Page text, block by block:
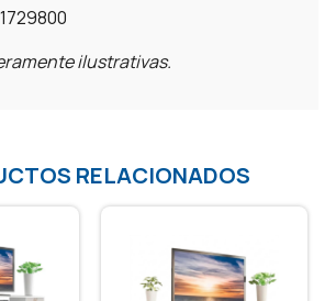
ilustrativas.
RELACIONADOS